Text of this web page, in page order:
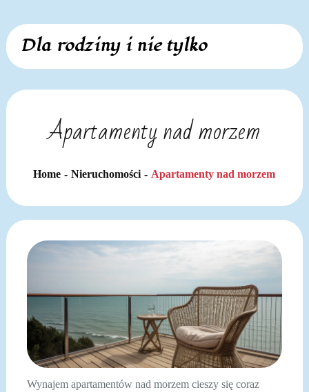
Skip
content
Dla rodziny i nie tylko
Apartamenty nad morzem
Home Nieruchomości Apartamenty nad morzem
Wynajem apartamentów nad morzem cieszy się coraz